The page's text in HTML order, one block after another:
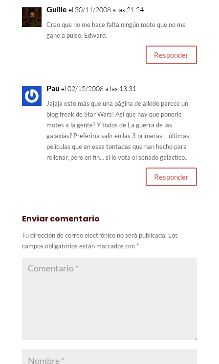
Guille el 30/11/2008 a las 21:24
Creo que no me hace falta ningún mote que no me
gane a pulso, Edward.
Responder
Pau el 02/12/2008 a las 13:31
Jajaja esto más que una página de aikido parece un
blog freak de Star Wars! Así que hay que ponerle
motes a la gente? Y todos de La guerra de las
galaxias? Preferiría salir en las 3 primeras – últimas
películas que en esas tontadas que han hecho para
rellenar, pero en fin… si lo vota el senado galáctico..
Responder
Enviar comentario
Tu dirección de correo electrónico no será publicada. Los
campos obligatorios están marcados con *